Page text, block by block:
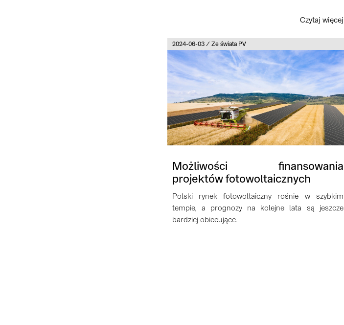
Czytaj więcej
2024-06-03 / Ze świata PV
Możliwości finansowania
projektów fotowoltaicznych
Polski rynek fotowoltaiczny rośnie w szybkim
tempie, a prognozy na kolejne lata są jeszcze
bardziej obiecujące.